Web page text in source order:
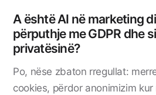
A është AI në marketing
përputhje me GDPR dhe
privatësinë?
Po, nëse zbaton rregullat:
cookies, përdor anonimizim